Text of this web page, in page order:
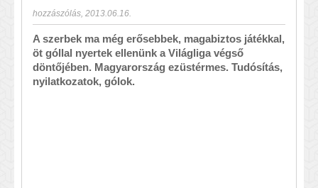
hozzászólás 2013.06.16.
A szerbek ma még erősebbek, magabiztos játékkal,
öt góllal nyertek ellenünk a Világliga végső
döntőjében. Magyarország ezüstérmes. Tudósítás,
nyilatkozatok, gólok.